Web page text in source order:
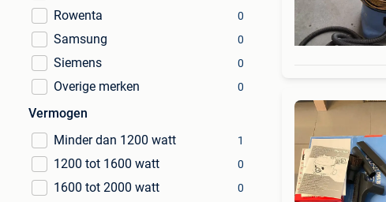
Rowenta 0
Samsung 0
Siemens 0
Overige merken 0
Vermogen
Minder dan 1200 watt
1
1200 tot 1600 watt 0
1600 tot 2000 watt 0